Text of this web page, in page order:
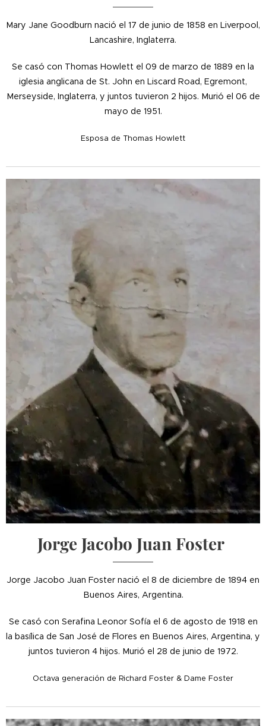
Mary Jane Goodburn nació el 17 de junio de 1858 en Liverpool,
Lancashire, Inglaterra.
Se casó con Thomas Howlett el 09 de marzo de 1889 en la
iglesia anglicana de St. John en Liscard Road, Egremont,
Merseyside, Inglaterra, y juntos tuvieron 2 hijos. Murió el 06 de
mayo de 1951.
Esposa de Thomas Howlett
Jorge Jacobo Juan Foster
Jorge Jacobo Juan Foster nació el 8 de diciembre de 1894 en
Buenos Aires, Argentina.
Se casó con Serafina Leonor Sofía el 6 de agosto de 1918 en
la basílica de San José de Flores en Buenos Aires, Argentina, y
juntos tuvieron 4 hijos. Murió el 28 de junio de 1972.
Octava generación de Richard Foster & Dame Foster